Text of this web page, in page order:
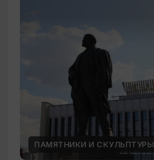
ПАМЯТНИКИ И СКУЛЬПТУРЫ